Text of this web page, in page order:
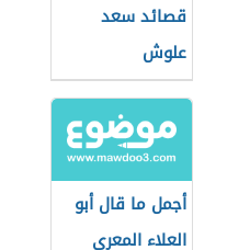
قصائد سعد
علوش
أجمل ما قال أبو
العلاء المعري